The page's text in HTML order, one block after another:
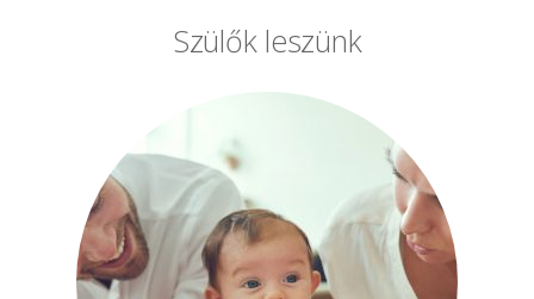
Szülők leszünk